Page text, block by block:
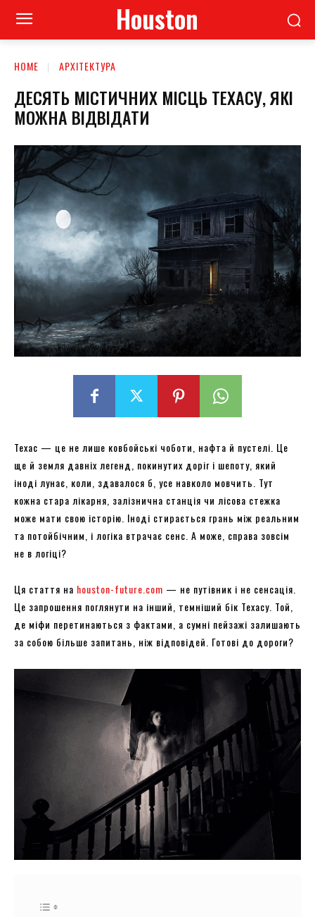
Houston
HOME АРХІТЕКТУРА
ДЕСЯТЬ МІСТИЧНИХ МІСЦЬ ТЕХАСУ, ЯКІ
МОЖНА ВІДВІДАТИ
Техас — це не лише ковбойські чоботи, нафта й пустелі. Це
ще й земля давніх легенд, покинутих доріг і шепоту, який
іноді лунає, коли, здавалося б, усе навколо мовчить. Тут
кожна стара лікарня, залізнична станція чи лісова стежка
може мати свою історію. Іноді стирається грань між реальним
та потойбічним, і логіка втрачає сенс. А може, справа зовсім
не в логіці?
Ця стаття на houston-future.com — не путівник і не сенсація.
Це запрошення поглянути на інший, темніший бік Техасу. Той,
де міфи перетинаються з фактами, а сумні пейзажі залишають
за собою більше запитань, ніж відповідей. Готові до дороги?